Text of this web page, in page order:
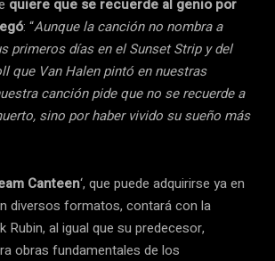
quiere que se recuerde al genio por
: “Aunque la canción no nombra a
primeros días en el Sunset Strip y del
que Van Halen pintó en nuestras
canción pide que no se recuerde a
sino por haber vivido su sueño más
Canteen‘, que puede adquirirse ya en
diversos formatos, contará con la
Rubin, al igual que su predecesor,
obras fundamentales de los